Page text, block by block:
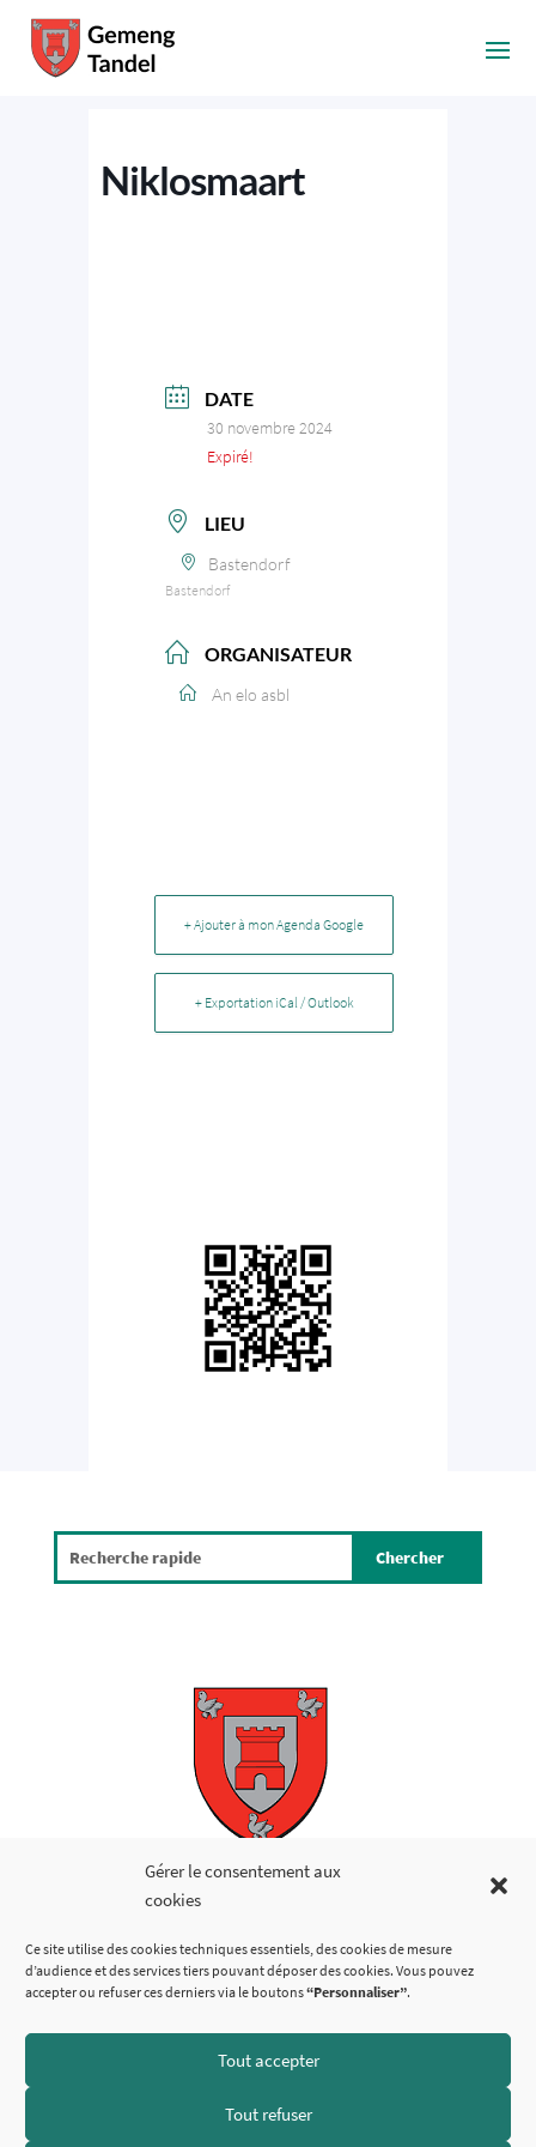
Gérer le consentement aux
cookies
Ce site utilise des cookies techniques essentiels, des cookies de mesure
d’audience et des services tiers pouvant déposer des cookies. Vous pouvez
accepter ou refuser ces derniers via le boutons“Personnaliser”.
Tout accepter
Tout refuser
Niklosmaart
DATE
30 novembre 2024
Expiré!
LIEU
Bastendorf
Bastendorf
ORGANISATEUR
An elo asbl
+ Ajouter à mon Agenda Google
+ Exportation iCal / Outlook
Copyright © 2026
SUIVEZ-NOUS